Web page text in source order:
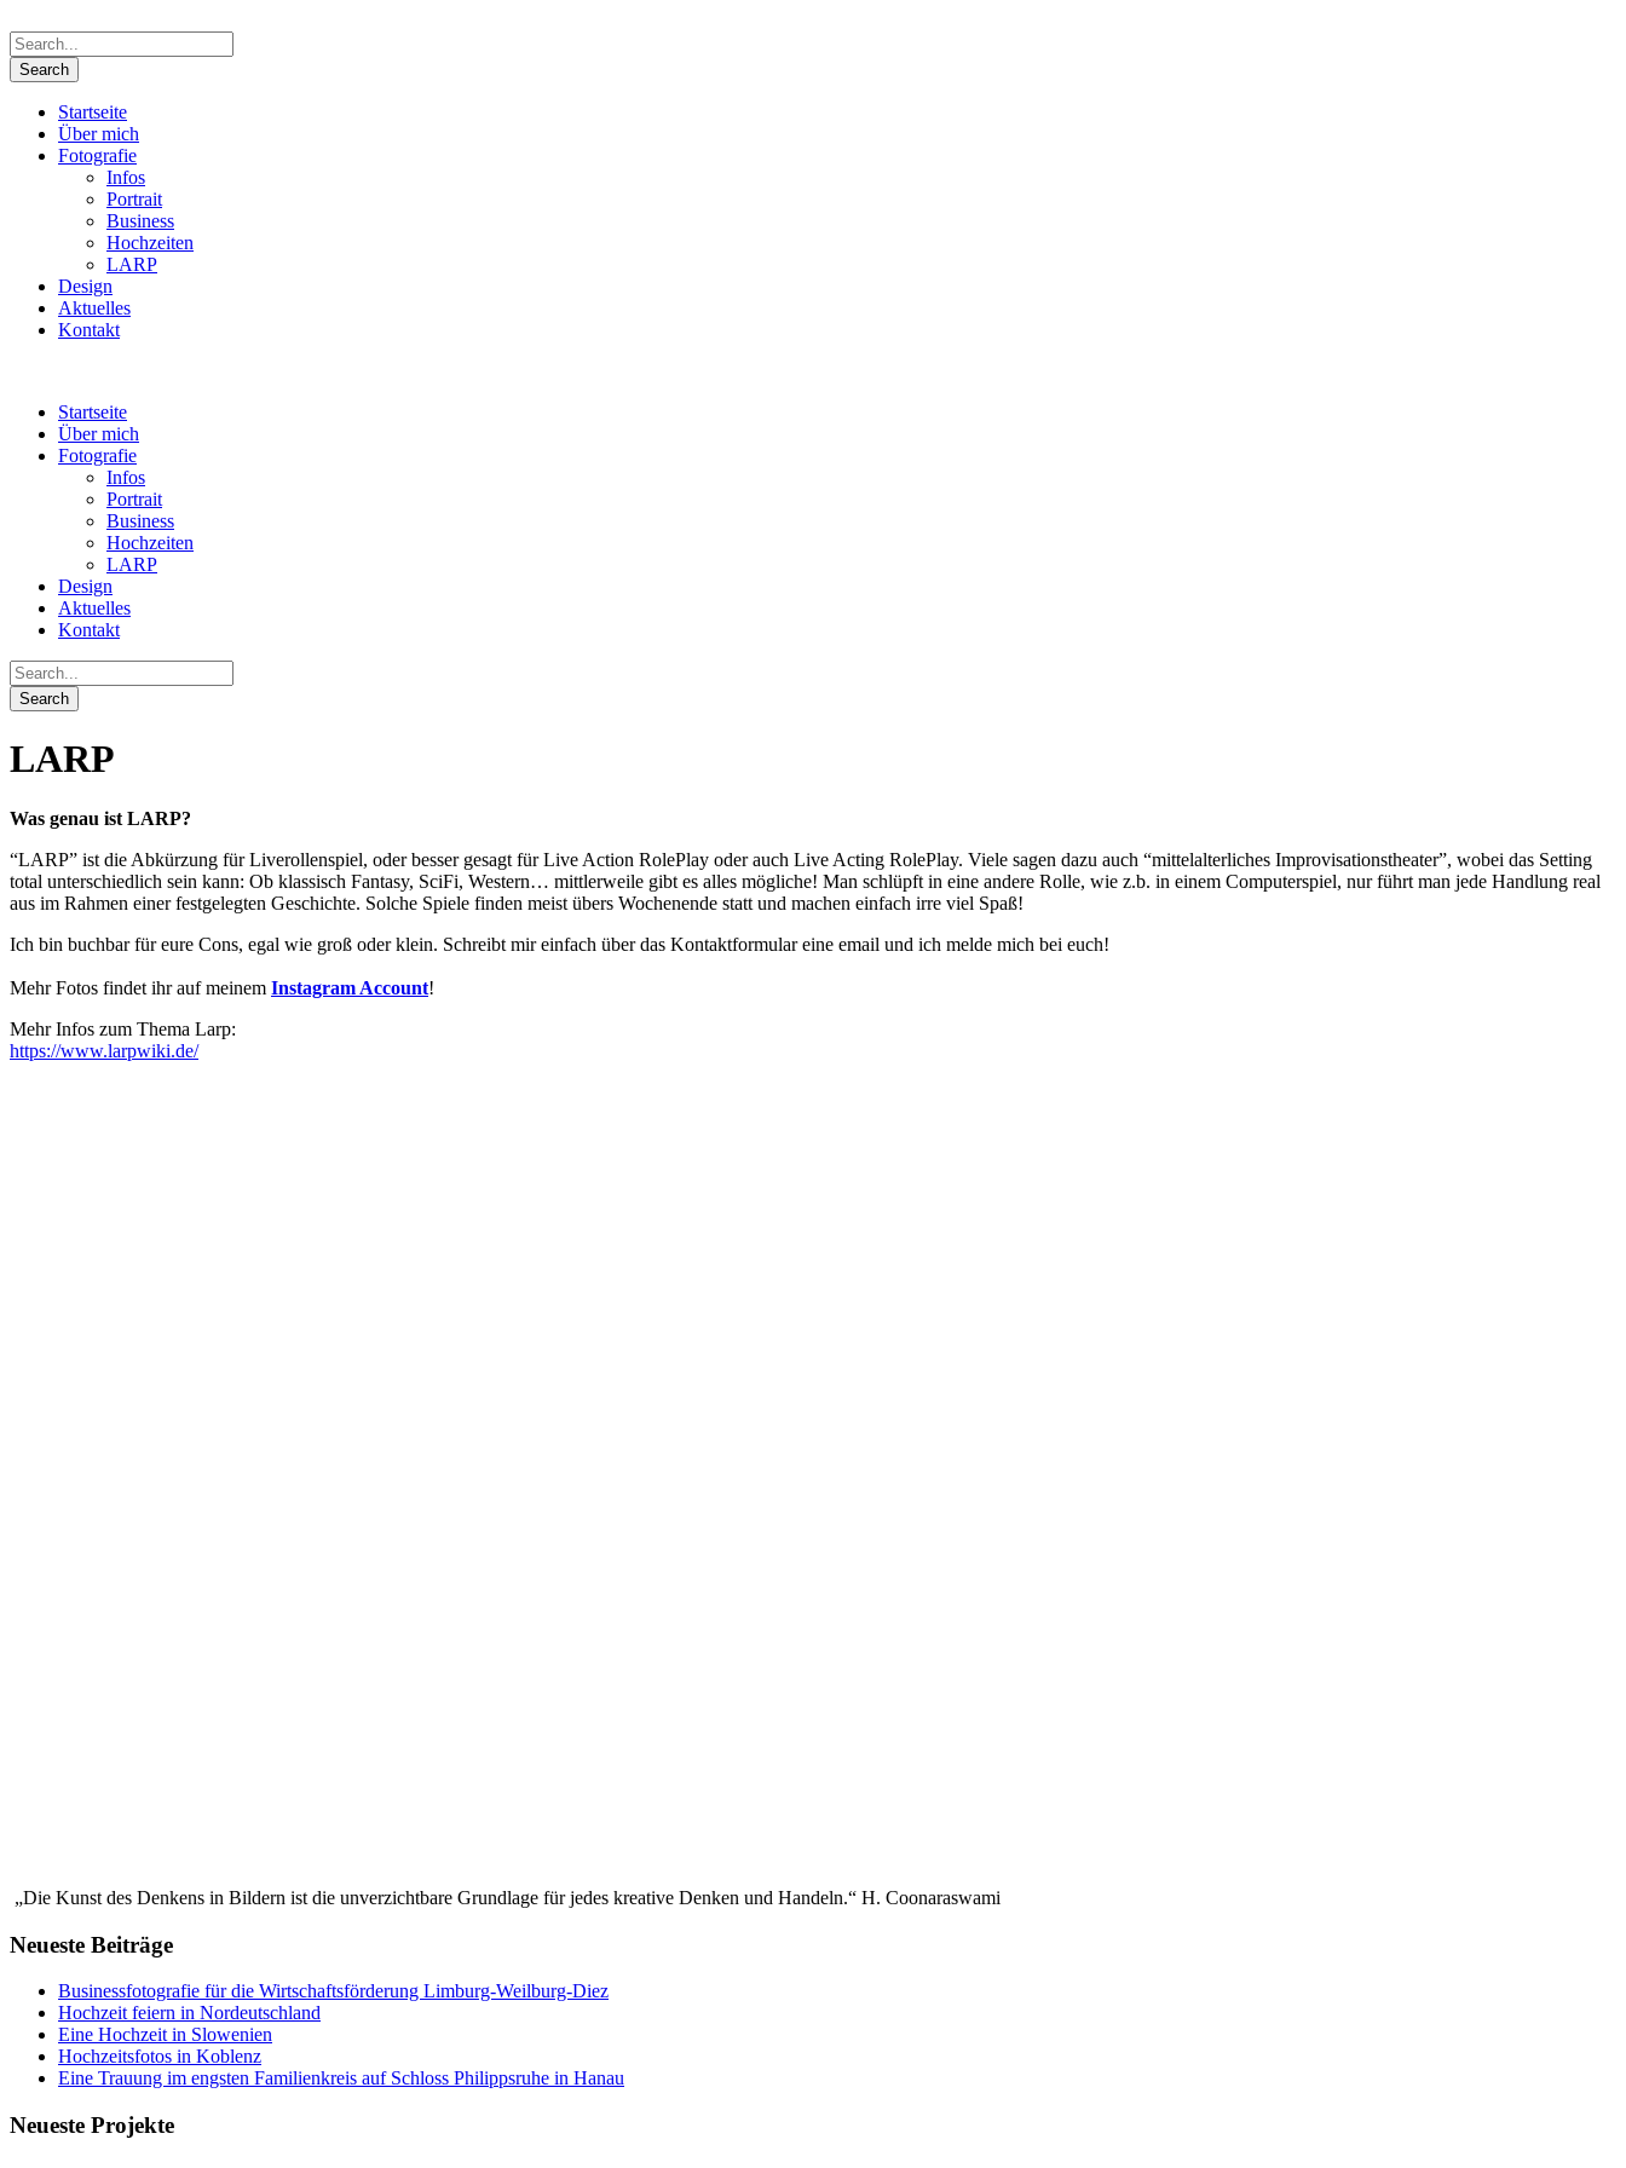
Startseite
Über mich
Fotografie
Infos
Portrait
Business
Hochzeiten
LARP
Design
Aktuelles
Kontakt
Startseite
Über mich
Fotografie
Infos
Portrait
Business
Hochzeiten
LARP
Design
Aktuelles
Kontakt
LARP
Was genau ist LARP?
“LARP” ist die Abkürzung für Liverollenspiel, oder besser gesagt für Live Action RolePlay oder auch Live Acting RolePlay. Viele sagen dazu auch “mittelalterliches Improvisationstheater”, wobei das Setting
total unterschiedlich sein kann: Ob klassisch Fantasy, SciFi, Western… mittlerweile gibt es alles mögliche! Man schlüpft in eine andere Rolle, wie z.b. in einem Computerspiel, nur führt man jede Handlung real
aus im Rahmen einer festgelegten Geschichte. Solche Spiele finden meist übers Wochenende statt und machen einfach irre viel Spaß!
Ich bin buchbar für eure Cons, egal wie groß oder klein. Schreibt mir einfach über das Kontaktformular eine email und ich melde mich bei euch!
Mehr Fotos findet ihr auf meinem Instagram Account!
Mehr Infos zum Thema Larp:
https://www.larpwiki.de/
„Die Kunst des Denkens in Bildern ist die unverzichtbare Grundlage für jedes kreative Denken und Handeln.“ H. Coonaraswami
Neueste Beiträge
Businessfotografie für die Wirtschaftsförderung Limburg-Weilburg-Diez
Hochzeit feiern in Nordeutschland
Eine Hochzeit in Slowenien
Hochzeitsfotos in Koblenz
Eine Trauung im engsten Familienkreis auf Schloss Philippsruhe in Hanau
Neueste Projekte